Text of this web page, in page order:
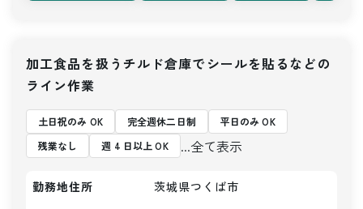
加工食品を扱うチルド倉庫でシールを貼るなどの
ライン作業
土日祝のみ OK 完全週休二日制
平日のみ OK
残業なし
週 4 日以上 OK ...全て表示
勤務地住所
茨城県つくば市